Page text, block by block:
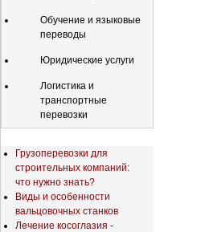
Обучение и языковые
переводы
Юридические услуги
Логистика и
транспортные
перевозки
Грузоперевозки для
строительных компаний:
что нужно знать?
Виды и особенности
вальцовочных станков
Лечение косоглазия -